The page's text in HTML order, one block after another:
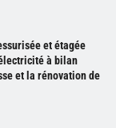
et étagée
à bilan
et la rénovation de